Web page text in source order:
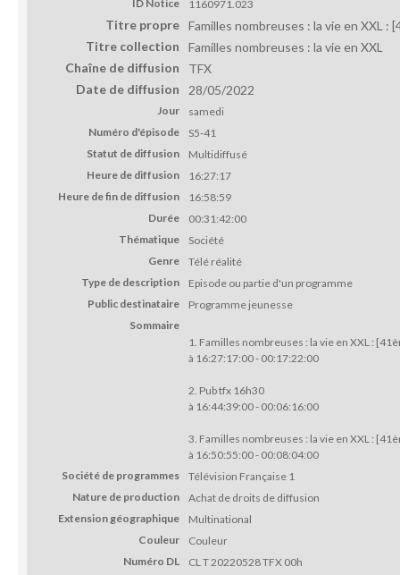
ID Notice 1160971.023
Titre propre Familles nombreuses : la vie en XXL :
Titre collection
Familles nombreuses : la vie en XXL
Chaîne de diffusion
TFX
Date de diffusion
28/05/2022
Jour
samedi
Numéro d'épisode
S5-41
Statut de diffusion
Multidiffusé
Heure de diffusion
16:27:17
Heure de fin de diffusion
16:58:59
Durée
00:31:42:00
Thématique
Société
Genre
Télé réalité
Type de description
Episode ou partie d'un programme
Public destinataire
Programme jeunesse
Sommaire
1. Familles nombreuses : la vie en XXL :
à 16:27:17:00 - 00:17:22:00
2. Pub tfx 16h30
à 16:44:39:00 - 00:06:16:00
3. Familles nombreuses : la vie en XXL :
à 16:50:55:00 - 00:08:04:00
Société de programmes
Télévision Française 1
Nature de production
Achat de droits de diffusion
Extension géographique
Multinational
Couleur
Couleur
Numéro DL
CL T 20220528 TFX 00h